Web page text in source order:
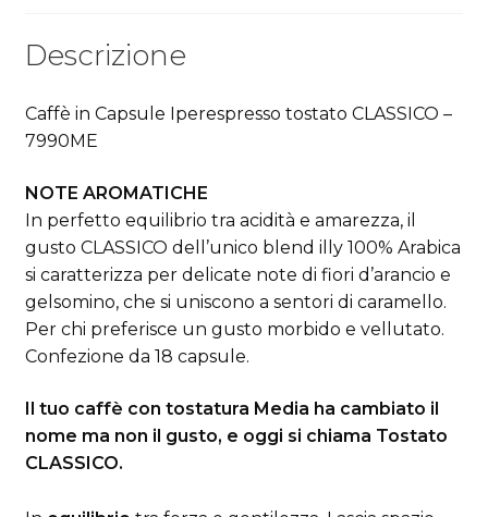
Descrizione
Caffè in Capsule Iperespresso tostato CLASSICO –
7990ME
NOTE AROMATICHE
In perfetto equilibrio tra acidità e amarezza, il
gusto CLASSICO dell’unico blend illy 100% Arabica
si caratterizza per delicate note di fiori d’arancio e
gelsomino, che si uniscono a sentori di caramello.
Per chi preferisce un gusto morbido e vellutato.
Confezione da 18 capsule.
Il tuo caffè con tostatura Media ha cambiato il
nome ma non il gusto, e oggi si chiama Tostato
CLASSICO.